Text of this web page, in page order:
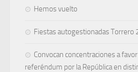
Hemos vuelto
Fiestas autogestionadas Torrero
Convocan concentraciones a
referéndum por la República en